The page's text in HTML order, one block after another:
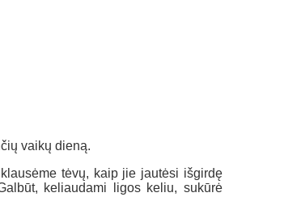
vaikų dieną.
tėvų, kaip jie jautėsi išgirdę
keliaudami ligos keliu, sukūrė